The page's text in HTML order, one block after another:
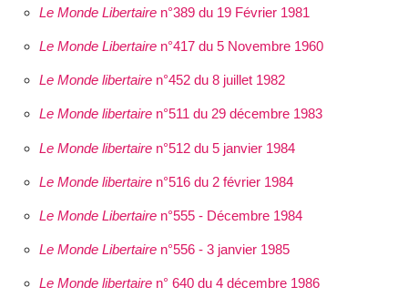
Le Monde Libertairen°389 du 19 Février 1981
Le Monde Libertairen°417 du 5 Novembre 1960
Le Monde libertairen°452 du 8 juillet 1982
Le Monde libertairen°511 du 29 décembre 1983
Le Monde libertairen°512 du 5 janvier 1984
Le Monde libertairen°516 du 2 février 1984
Le Monde Libertairen°555 - Décembre 1984
Le Monde Libertairen°556 - 3 janvier 1985
Le Monde libertairen° 640 du 4 décembre 1986